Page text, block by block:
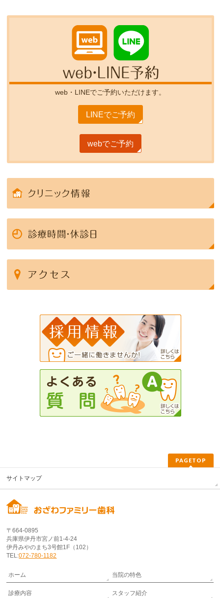
web・LINEでご予約いただけます。
LINEでご予約
webでご予約
PAGETOP
サイトマップ
〒664-0895
兵庫県伊丹市宮ノ前1-4-24
伊丹みやのまち3号館1F（102）
TEL:072-780-1182
ホーム 当院の特色
診療内容 スタッフ紹介